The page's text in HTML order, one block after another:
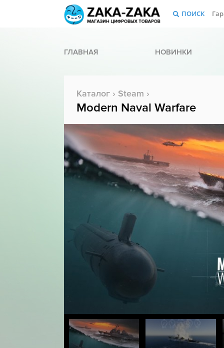
ПОИСК
ГЛАВНАЯ НОВИНКИ
Каталог › Steam ›
Modern Naval Warfare